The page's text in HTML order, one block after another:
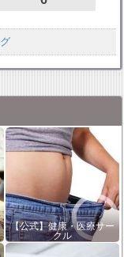
【公式】健康・医療サー
クル